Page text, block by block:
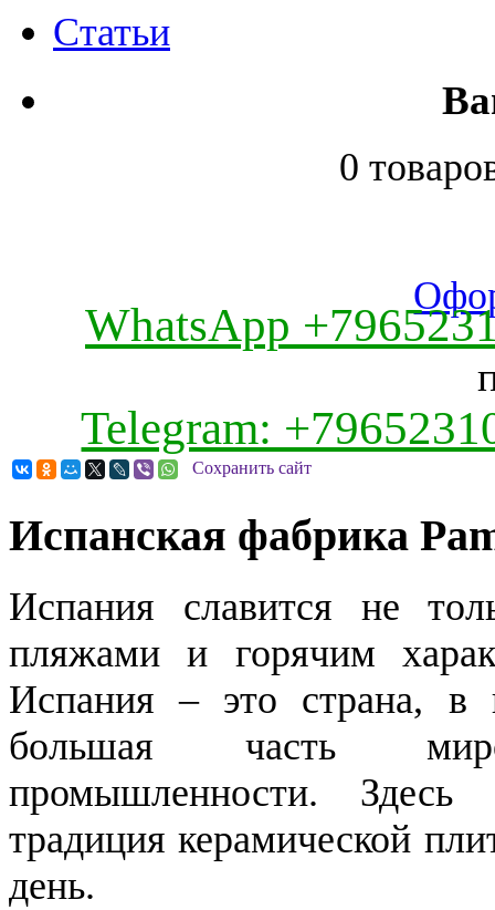
Статьи
0
WhatsApp
Telegram:
Сохранить сайт
Испанская фабрика
Испания славится не
пляжами и горячим
Испания – это страна, в
большая часть
промышленности. Здесь
традиция керамической
день.